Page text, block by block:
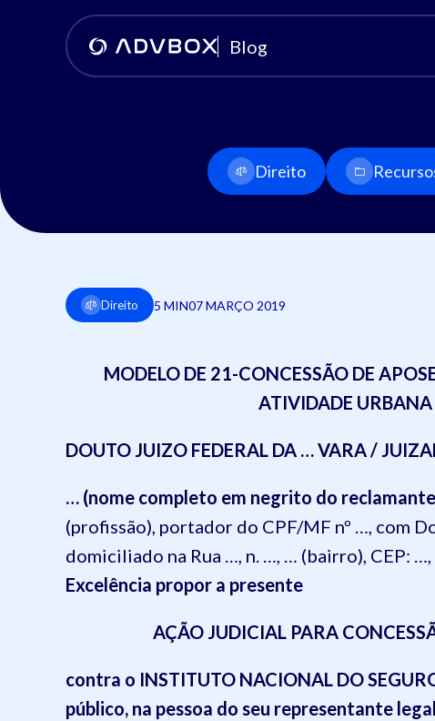
Blog
Direito
Direito 5 MIN07 MARÇO 2019
MODELO DE 21-CONCESSÃO DE
ATIVIDADE
DOUTO JUIZO FEDERAL DA … VARA /
… (nome completo em negrito do
(profissão), portador do CPF/MF nº …, com
domiciliado na Rua …, n. …, … (bairro), CEP:
Excelência propor a presente
AÇÃO JUDICIAL PARA
contra o INSTITUTO NACIONAL DO
público, na pessoa do seu representante